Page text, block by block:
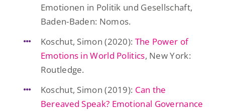
Emotionen in Politik und Gesellschaft,
Baden-Baden: Nomos.
Koschut, Simon (2020): The Power of
Emotions in World Politics, New York:
Routledge.
Koschut, Simon (2019): Can the
Bereaved Speak? Emotional Governance